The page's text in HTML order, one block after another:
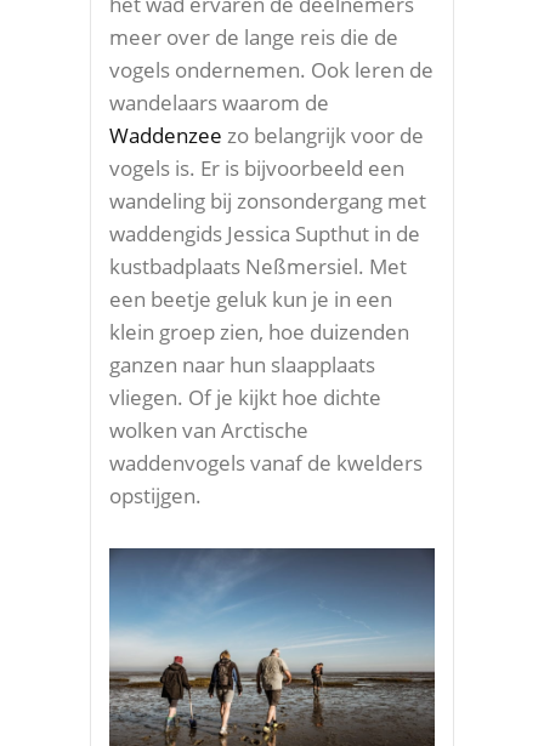
meer over de lange reis die de
vogels ondernemen. Ook leren de
wandelaars waarom de
Waddenzee zo belangrijk voor de
vogels is. Er is bijvoorbeeld een
wandeling bij zonsondergang met
waddengids Jessica Supthut in de
kustbadplaats Neßmersiel. Met
een beetje geluk kun je in een
klein groep zien, hoe duizenden
ganzen naar hun slaapplaats
vliegen. Of je kijkt hoe dichte
wolken van Arctische
waddenvogels vanaf de kwelders
opstijgen.